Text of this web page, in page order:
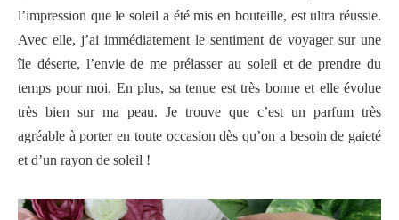
l’impression que le soleil a été mis en bouteille, est ultra réussie.
Avec elle, j’ai immédiatement le sentiment de voyager sur une
île déserte, l’envie de me prélasser au soleil et de prendre du
temps pour moi. En plus, sa tenue est très bonne et elle évolue
très bien sur ma peau. Je trouve que c’est un parfum très
agréable à porter en toute occasion dès qu’on a besoin de gaieté
et d’un rayon de soleil !